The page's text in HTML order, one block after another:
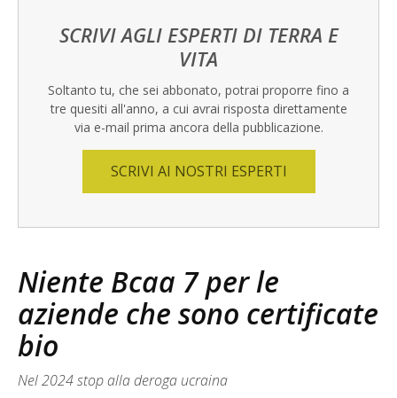
SCRIVI AGLI ESPERTI DI TERRA E
VITA
Soltanto tu, che sei abbonato, potrai proporre fino a
tre quesiti all'anno, a cui avrai risposta direttamente
via e-mail prima ancora della pubblicazione.
SCRIVI AI NOSTRI ESPERTI
Niente Bcaa 7 per le
aziende che sono certificate
bio
Nel 2024 stop alla deroga ucraina